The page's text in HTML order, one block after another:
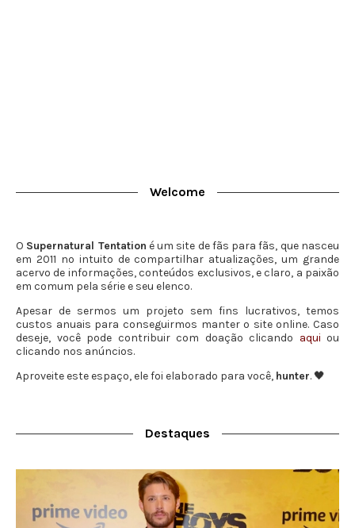
Welcome
O Supernatural Tentation é um site de fãs para fãs, que nasceu
em 2011 no intuito de compartilhar atualizações, um grande
acervo de informações, conteúdos exclusivos, e claro, a paixão
em comum pela série e seu elenco.
Apesar de sermos um projeto sem fins lucrativos, temos
custos anuais para conseguirmos manter o site online. Caso
deseje, você pode contribuir com doação clicando aqui ou
clicando nos anúncios.
Aproveite este espaço, ele foi elaborado para você, hunter. 🖤
Destaques